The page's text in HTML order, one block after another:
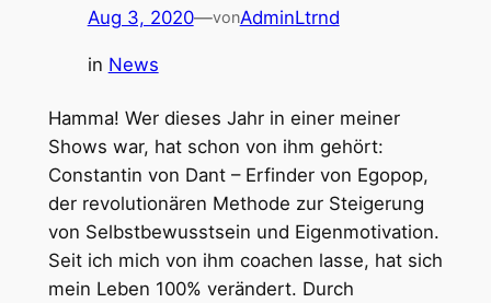
Aug 3, 2020—vonAdminLtrnd
in News
Hamma! Wer dieses Jahr in einer meiner
Shows war, hat schon von ihm gehört:
Constantin von Dant – Erfinder von Egopop,
der revolutionären Methode zur Steigerung
von Selbstbewusstsein und Eigenmotivation.
Seit ich mich von ihm coachen lasse, hat sich
mein Leben 100% verändert. Durch